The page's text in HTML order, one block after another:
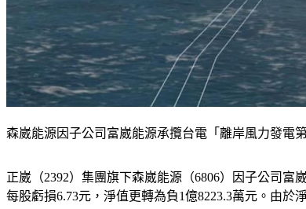
森崴能源因子公司富崴能源承攬台電「離岸風力發電
正崴（2392）集團旗下森崴能源（6806）因子公司富
每股虧損6.73元，淨值更轉為負1億8223.3萬元。由